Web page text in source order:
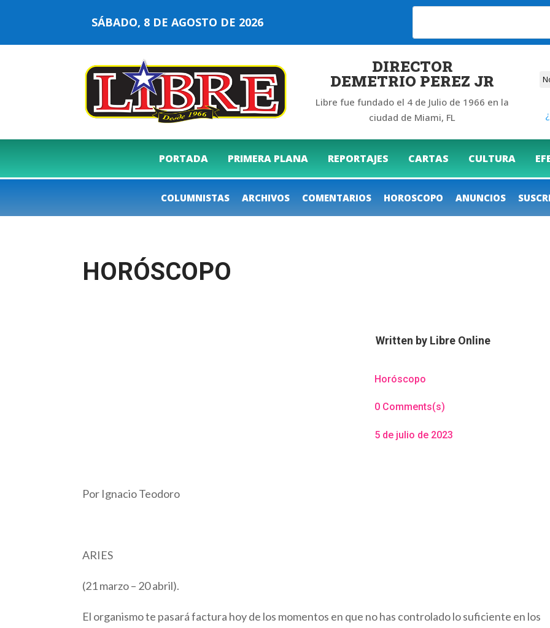
SÁBADO, 8 DE AGOSTO DE 2026
DIRECTOR
DEMETRIO PEREZ JR
Libre fue fundado el 4 de Julio de 1966 en la
ciudad de Miami, FL
PORTADA PRIMERA PLANA REPORTAJES CARTAS CULTURA
COLUMNISTAS ARCHIVOS COMENTARIOS HOROSCOPO ANUNCIOS
HORÓSCOPO
Written by Libre Online
Horóscopo
0 Comments(s)
5 de julio de 2023
Por Ignacio Teodoro
ARIES
(21 marzo – 20 abril).
El organismo te pasará factura hoy de los momentos en que no has controlado lo suficiente en los